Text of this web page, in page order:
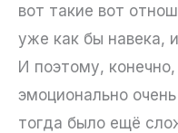
вот такие вот
уже как бы навека,
И поэтому,
эмоционально
тогда было ещё